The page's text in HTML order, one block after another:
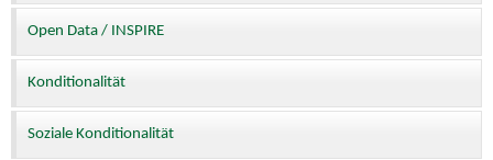
Open Data / INSPIRE
Konditionalität
Soziale Konditionalität